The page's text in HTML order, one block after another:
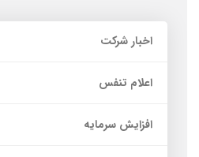
اخبار شرکت
اعلام تنفس
افزایش سرمایه